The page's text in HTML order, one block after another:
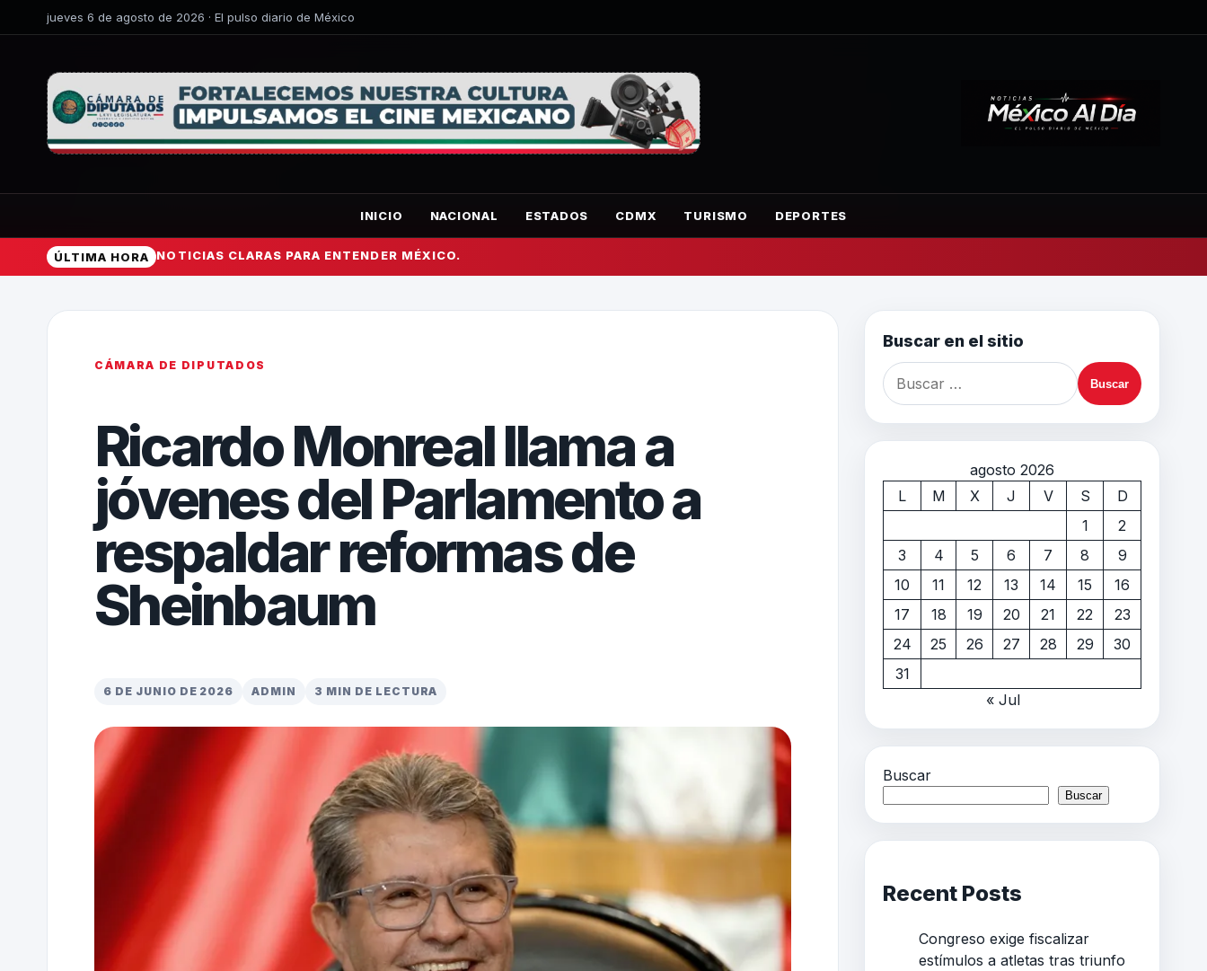
jueves 6 de agosto de 2026 · El pulso diario de México
INICIO NACIONAL ESTADOS CDMX TURISMO DEPORTES
ÚLTIMA HORA NOTICIAS CLARAS PARA ENTENDER MÉXICO.
CÁMARA DE DIPUTADOS
Ricardo Monreal llama a
jóvenes del Parlamento a
respaldar reformas de
Sheinbaum
6 DE JUNIO DE 2026 ADMIN 3 MIN DE LECTURA
Buscar en el sitio
agosto 2026
L
M X J V S
D
1
2
3
4 5 6 7 8
9
10
11 12 13 14 15
16
17
18 19 20 21 22
23
24
25 26 27 28 29
30
31
« Jul
Buscar
Buscar
Recent Posts
Congreso exige fiscalizar
estímulos a atletas tras triunfo